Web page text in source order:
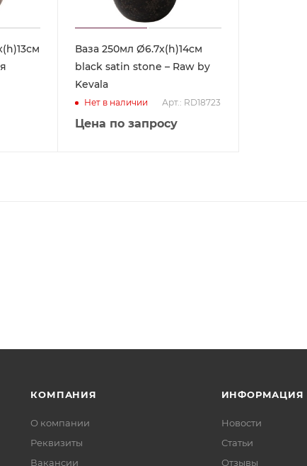
Ваза 250мл Ø6.7x(h)14см
black satin stone – Raw by
Kevala
Нет в наличии Арт.: RD18723
Цена по запросу
КОМПАНИЯ
О компании
Реквизиты
Вакансии
ИНФОРМАЦИЯ
Новости
Статьи
Отзывы